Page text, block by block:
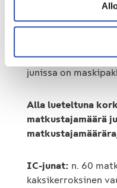
parannetaan sekä
henkilökunnan
tehostaneet
junissa on
Alla lueteltuna
matkustajamäärä
IC-junat: n. 60
kaksikerroksinen